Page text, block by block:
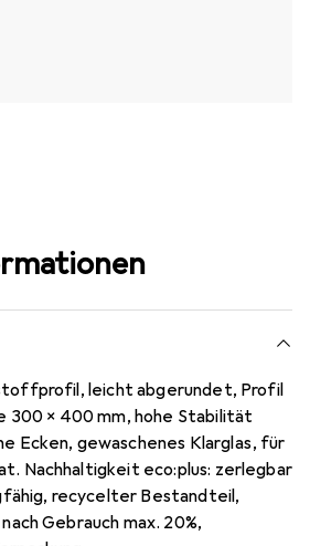
leicht abgerundet, Profil
300 x 400 mm, hohe Stabilität
Ecken, gewaschenes Klarglas, für
Nachhaltigkeit eco:plus: zerlegbar
recycelter Bestandteil,
Gebrauch max. 20%,